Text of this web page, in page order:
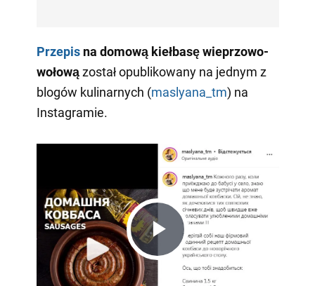
Przepisna domową kiełbasę wieprzowo-
wołowązostał opublikowany na jednym z
blogów kulinarnych (maslyana_tm) na
Instagramie.
Play